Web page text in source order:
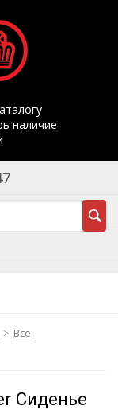
наличие
Все
Сиденье